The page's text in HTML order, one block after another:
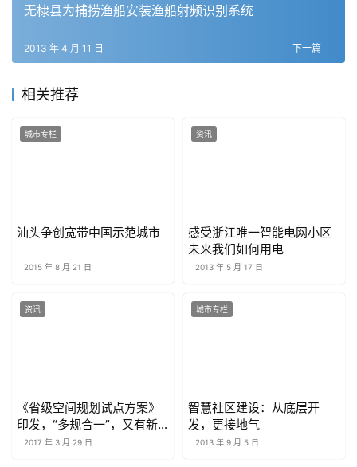
无棣县为捕捞渔船安装渔船射频识别系统
下一篇
2013 年 4 月 11 日
相关推荐
城市专栏
汕头争创宽带中国示范城市
2015 年 8 月 21 日
资讯
感受浙江唯一智能电网小区
未来我们如何用电
2013 年 5 月 17 日
资讯
《省级空间规划试点方案》
印发，“多规合一”，又有新
动向?
2017 年 3 月 29 日
城市专栏
智慧社区建设：从底层开
发，更接地气
2013 年 9 月 5 日